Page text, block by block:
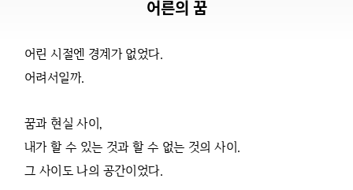
어른의 꿈
어린 시절엔 경계가 없었다.
어려서일까.
꿈과 현실 사이,
내가 할 수 있는 것과 할 수 없는 것의 사이.
그 사이도 나의 공간이었다.